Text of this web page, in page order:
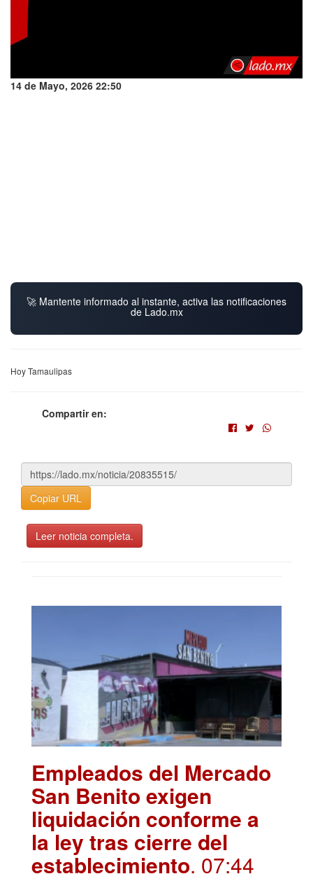
14 de Mayo, 2026 22:50
🚀 Mantente informado al instante, activa las notificaciones
de Lado.mx
Hoy Tamaulipas
Compartir en:
Copiar URL
Leer noticia completa.
Empleados del Mercado
San Benito exigen
liquidación conforme a
la ley tras cierre del
establecimiento. 07:44